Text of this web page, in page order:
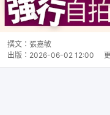
撰文： 張嘉敏
出版： 2026-06-02 12:00